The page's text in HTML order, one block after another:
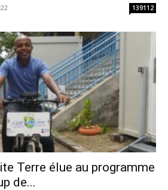
139112
Terre élue au programme
de...